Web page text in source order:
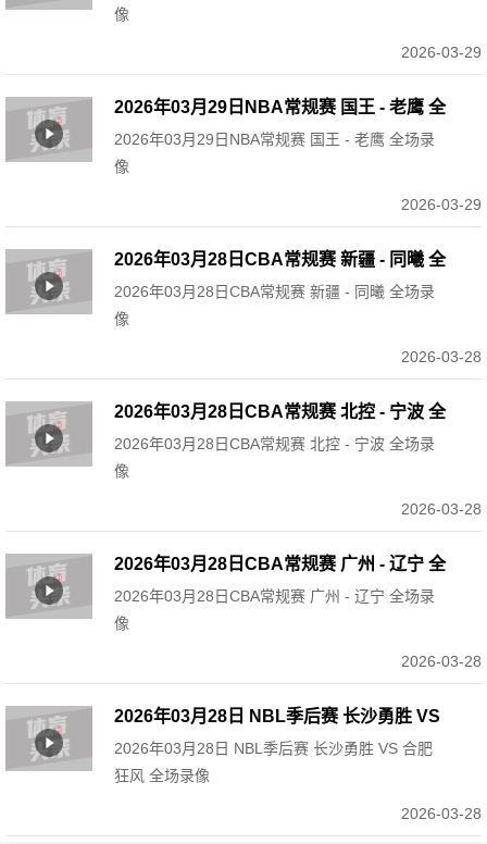
像
2026-03-29
2026年03月29日NBA常规赛 国王 - 老鹰 全
场录像
2026年03月29日NBA常规赛 国王 - 老鹰 全场录
像
2026-03-29
2026年03月28日CBA常规赛 新疆 - 同曦 全
场录像
2026年03月28日CBA常规赛 新疆 - 同曦 全场录
像
2026-03-28
2026年03月28日CBA常规赛 北控 - 宁波 全
场录像
2026年03月28日CBA常规赛 北控 - 宁波 全场录
像
2026-03-28
2026年03月28日CBA常规赛 广州 - 辽宁 全
场录像
2026年03月28日CBA常规赛 广州 - 辽宁 全场录
像
2026-03-28
2026年03月28日 NBL季后赛 长沙勇胜 VS
合肥狂风 全场录像
2026年03月28日 NBL季后赛 长沙勇胜 VS 合肥
狂风 全场录像
2026-03-28